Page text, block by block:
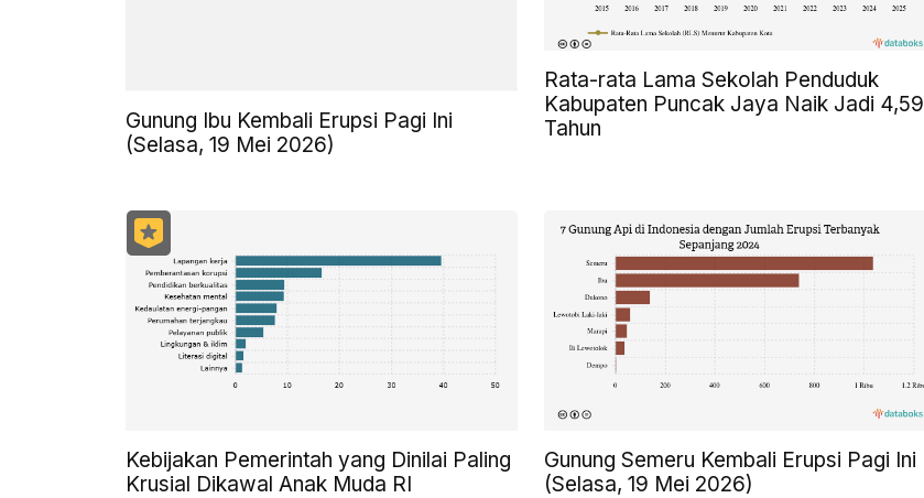
Gunung Ibu Kembali Erupsi Pagi Ini
(Selasa, 19 Mei 2026)
Rata-rata Lama Sekolah Penduduk
Kabupaten Puncak Jaya Naik Jadi 4,59
Tahun
Kebijakan Pemerintah yang Dinilai Paling
Krusial Dikawal Anak Muda RI
Gunung Semeru Kembali Erupsi Pagi Ini
(Selasa, 19 Mei 2026)